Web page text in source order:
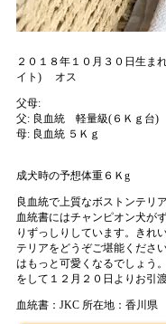
２０１８年１０月３０日生ま
イト)
オス
父母:
父: 良血統 軽量級(６Ｋｇ台)
母: 良血統 ５Ｋｇ
成犬時の予想体重６Ｋg
良血統で上質なボストンテリ
血統書にはチャンピオン犬が
りずっしりしています。きれ
テリアをどうぞご堪能くださ
はもっと可愛くなるでしょう
をして１２月２０日よりお引
血統書：JKC 所在地：香川県